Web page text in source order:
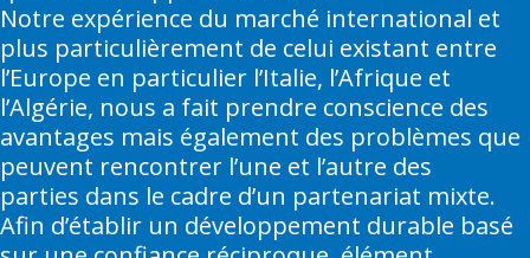
Notre expérience du marché international et
plus particulièrement de celui existant entre
l’Europe en particulier l’Italie, l’Afrique et
l’Algérie, nous a fait prendre conscience des
avantages mais également des problèmes que
peuvent rencontrer l’une et l’autre des
parties dans le cadre d’un partenariat mixte.
Afin d’établir un développement durable basé